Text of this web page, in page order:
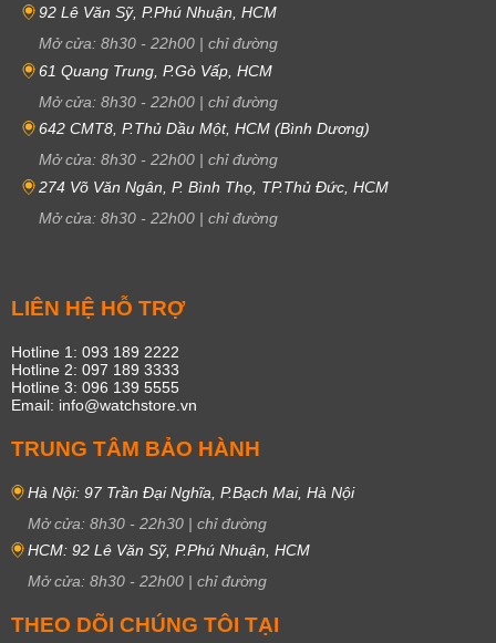
92 Lê Văn Sỹ, P.Phú Nhuận, HCM
Mở cửa: 8h30 - 22h00 | chỉ đường
61 Quang Trung, P.Gò Vấp, HCM
Mở cửa: 8h30 - 22h00 | chỉ đường
642 CMT8, P.Thủ Dầu Một, HCM (Bình Dương)
Mở cửa: 8h30 - 22h00 | chỉ đường
274 Võ Văn Ngân, P. Bình Thọ, TP.Thủ Đức, HCM
Mở cửa: 8h30 - 22h00 | chỉ đường
LIÊN HỆ HỖ TRỢ
Hotline 1: 093 189 2222
Hotline 2: 097 189 3333
Hotline 3: 096 139 5555
Email: info@watchstore.vn
TRUNG TÂM BẢO HÀNH
Hà Nội: 97 Trần Đại Nghĩa, P.Bạch Mai, Hà Nội
Mở cửa: 8h30 - 22h30 | chỉ đường
HCM: 92 Lê Văn Sỹ, P.Phú Nhuận, HCM
Mở cửa: 8h30 - 22h00 | chỉ đường
THEO DÕI CHÚNG TÔI TẠI